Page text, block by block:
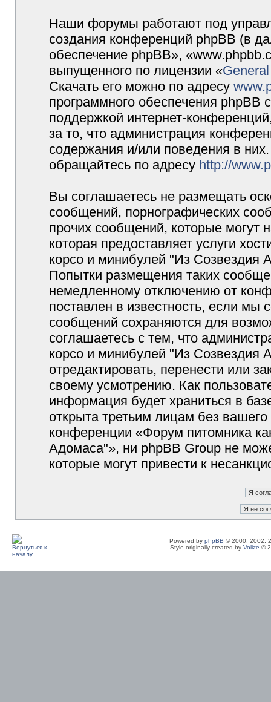
Наши форумы работают под
создания конференций phpBB (в
обеспечение phpBB»,
выпущенного по лицензии «
Скачать его можно по адресу
программного обеспечения phpBB
поддержкой интернет-
за то, что администрация
содержания и/или поведения в
обращайтесь по адресу http://
Вы соглашаетесь не размещать
сообщений, порнографических
прочих сообщений, которые могут
которая предоставляет услуги
корсо и минибулей "Из Созвездия
Попытки размещения таких
немедленному отключению от
поставлен в известность, если мы
сообщений сохраняются для
соглашаетесь с тем, что
корсо и минибулей "Из Созвездия
отредактировать, перенести или
своему усмотрению. Как
информация будет храниться в
открыта третьим лицам без
конференции «Форум питомника
Адомаса"», ни phpBB Group не
которые могут привести к
Powered by phpBB © 2000, 2002,
Style originally created by Volize ©